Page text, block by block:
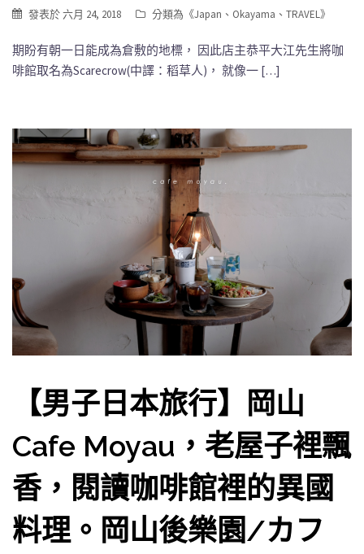
發表於六月 24, 2018 分類為《Japan 、 Okayama 、 TRAVEL》
期盼有朝一日能成為倉敷的地標， 因此店主恭平大江先生將咖
啡館取名為Scarecrow(中譯：稻草人)， 就像一 […]
【男子日本旅行】岡山
Cafe Moyau，老屋子裡飄
香，閱讀咖啡館裡的異國
料理。岡山後樂園/カフ